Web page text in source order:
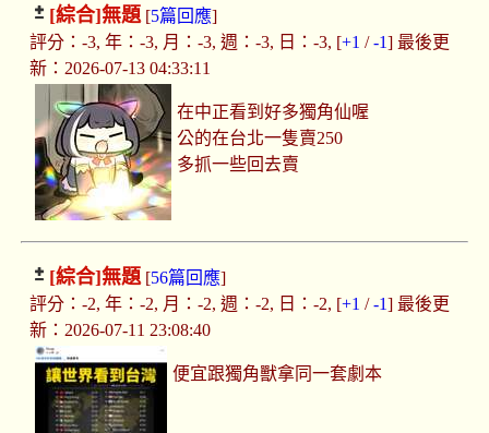
[綜合]無題[5篇回應]
評分：-3, 年：-3, 月：-3, 週：-3, 日：-3, [+1 /-1] 最後更
新：2026-07-13 04:33:11
在中正看到好多獨角仙喔
公的在台北一隻賣250
多抓一些回去賣
[綜合]無題[56篇回應]
評分：-2, 年：-2, 月：-2, 週：-2, 日：-2, [+1 /-1] 最後更
新：2026-07-11 23:08:40
便宜跟獨角獸拿同一套劇本